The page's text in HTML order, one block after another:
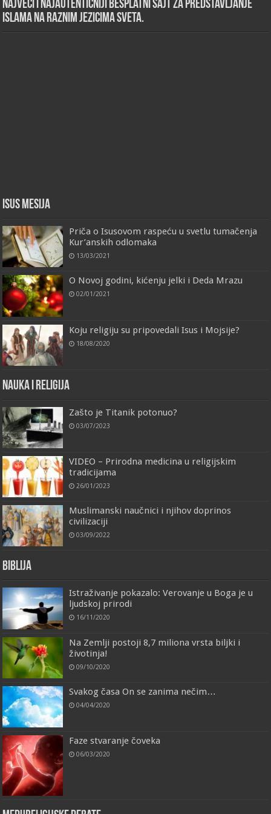
Najveći i najautentičniji besplatni sajt za predstavljanje
islama na raznim jezicima sveta.
Isus Mesija
Priča o Isusovom raspeću u svetlu tumačenja
Kur’anskih odlomaka
13/03/2021
O Novoj godini, kićenju jelki i Deda Mrazu
02/01/2021
Koju religiju su pripovedali Isus i Mojsije?
18/08/2020
Nauka i religija
Zašto je Titanik potonuo?
03/07/2023
VIDEO – Prirodna medicina u religijskim
tradicijama
26/01/2023
Muslimanski naučnici i njihov doprinos
civilizaciji
03/09/2022
Biblija
Istraživanje pokazalo: Verovanje u Boga je u
ljudskoj prirodi
16/11/2020
Na Zemlji postoji 8,7 miliona vrsta biljki i
životinja!
09/10/2020
Svakog časa On se zanima nečim…
04/04/2020
Faze stvaranje čoveka
06/03/2020